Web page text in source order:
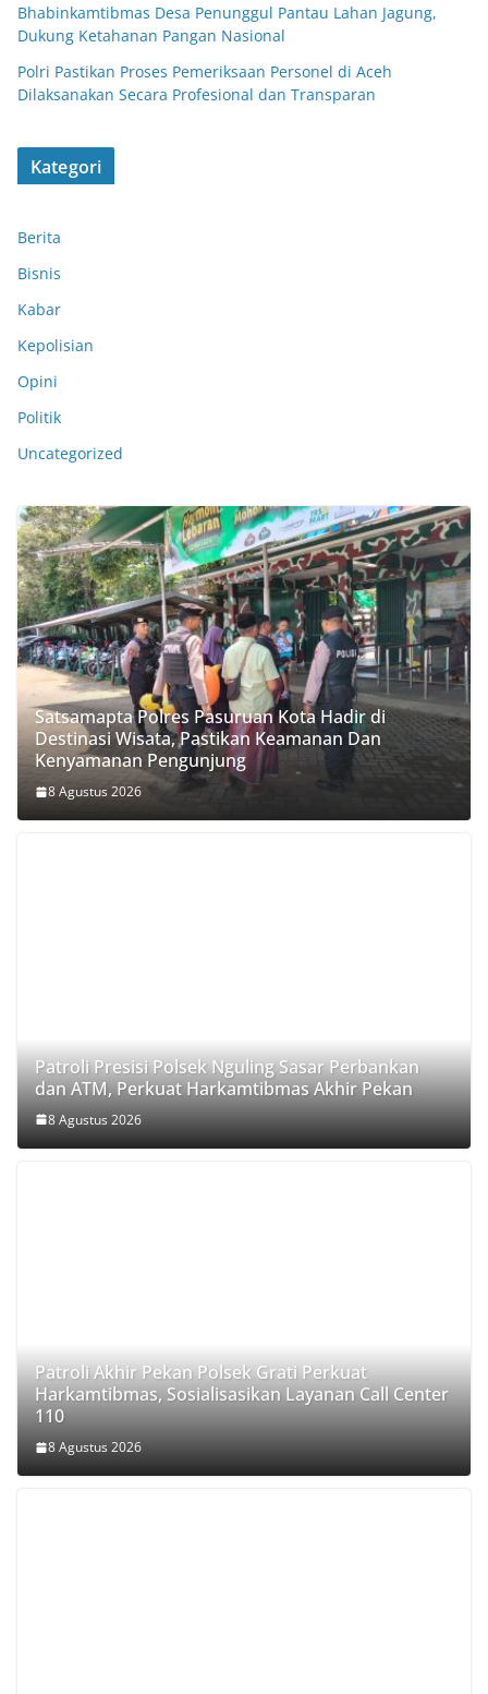
Bhabinkamtibmas Desa Penunggul Pantau Lahan Jagung,
Dukung Ketahanan Pangan Nasional
Polri Pastikan Proses Pemeriksaan Personel di Aceh
Dilaksanakan Secara Profesional dan Transparan
Kategori
Berita
Bisnis
Kabar
Kepolisian
Opini
Politik
Uncategorized
Satsamapta Polres Pasuruan Kota Hadir di
Destinasi Wisata, Pastikan Keamanan Dan
Kenyamanan Pengunjung
8 Agustus 2026
Patroli Presisi Polsek Nguling Sasar Perbankan
dan ATM, Perkuat Harkamtibmas Akhir Pekan
8 Agustus 2026
Patroli Akhir Pekan Polsek Grati Perkuat
Harkamtibmas, Sosialisasikan Layanan Call Center
110
8 Agustus 2026